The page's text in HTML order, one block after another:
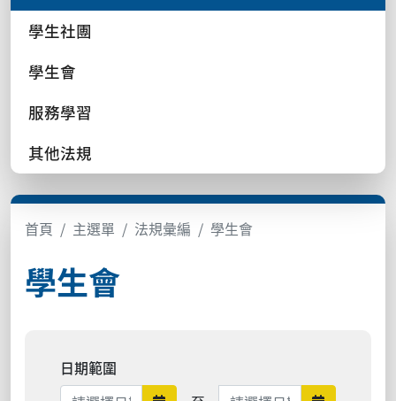
學生社團
學生會
服務學習
其他法規
首頁 主選單 法規彙編 學生會
學生會
日期範圍
日期範圍結束